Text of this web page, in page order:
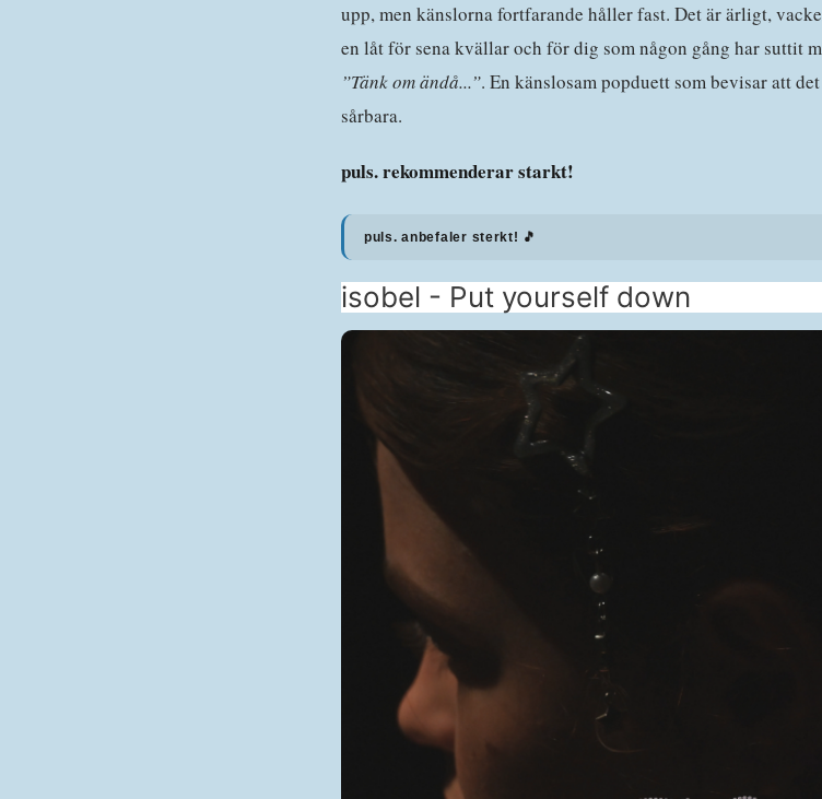
upp, men känslorna fortfarande håller fast. Det är ärligt,
en låt för sena kvällar och för dig som någon gång har suttit
”Tänk om ändå...”. En känslosam popduett som bevisar att
sårbara.
puls. rekommenderar starkt!
puls. anbefaler sterkt! 🎵
isobel - Put yourself down